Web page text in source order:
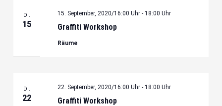
DI.
15 Graffiti Workshop
15. September, 2020/16:00 Uhr- 18:00 Uhr
Räume
DI.
22 Graffiti Workshop
22. September, 2020/16:00 Uhr- 18:00 Uhr